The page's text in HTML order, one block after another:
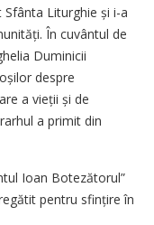
Sfânta Liturghie și i-a
În cuvântul de
Duminicii
despre
a vieții și de
a primit din
Ioan Botezătorul”
pentru sfințire în